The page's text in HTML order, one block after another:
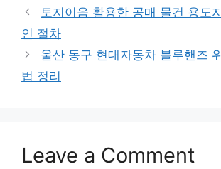
토지이음 활용한 공매 물건 용도
인 절차
울산 동구 현대자동차 블루핸즈
법 정리
Leave a Comment